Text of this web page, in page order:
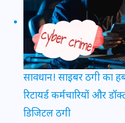
सावधान! साइबर ठगी का
रिटायर्ड कर्मचारियों और
डिजिटल ठगी